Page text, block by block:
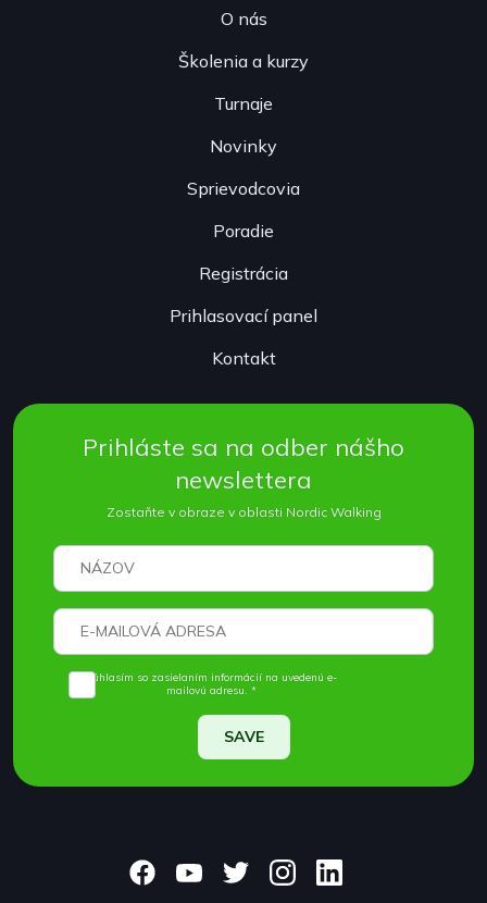
O nás
Školenia a kurzy
Turnaje
Novinky
Sprievodcovia
Poradie
Registrácia
Prihlasovací panel
Kontakt
Prihláste sa na odber nášho
newslettera
Zostaňte v obraze v oblasti Nordic Walking
Súhlasím so zasielaním informácií na uvedenú e-
mailovú adresu. *
SAVE